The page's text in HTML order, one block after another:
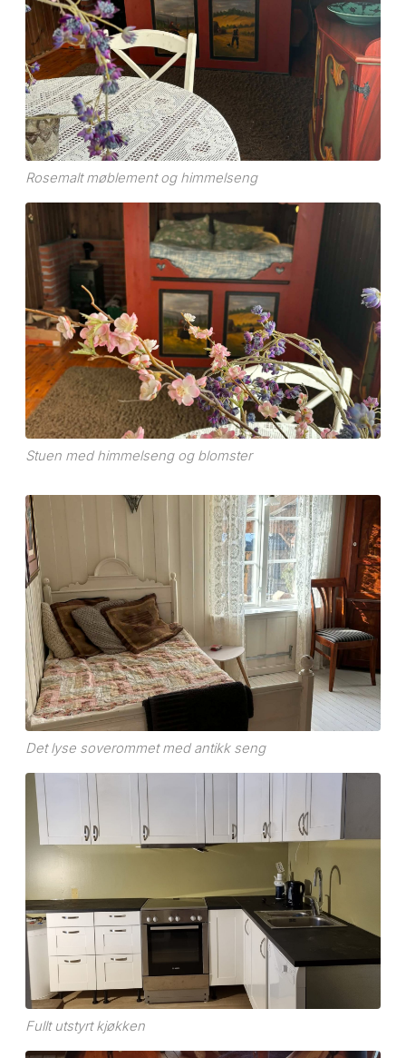
Rosemalt møblement og himmelseng
Stuen med himmelseng og blomster
Det lyse soverommet med antikk seng
Fullt utstyrt kjøkken